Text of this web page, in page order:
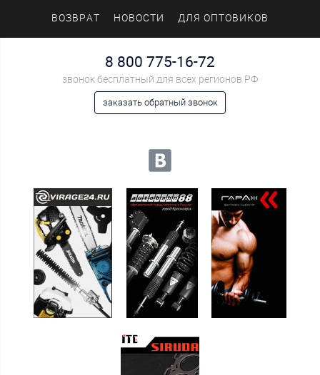
ВОЗВРАТ НОВОСТИ ДЛЯ ОПТОВИКОВ
8 800 775-16-72
звонок бесплатный для всех регионов РФ
заказать обратный звонок